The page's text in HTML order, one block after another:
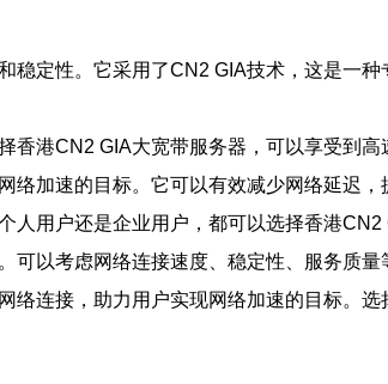
定性。它采用了CN2 GIA技术，这是一
港CN2 GIA大宽带服务器，可以享受到
加速的目标。它可以有效减少网络延迟，
用户还是企业用户，都可以选择香港CN2
以考虑网络连接速度、稳定性、服务质量
连接，助力用户实现网络加速的目标。